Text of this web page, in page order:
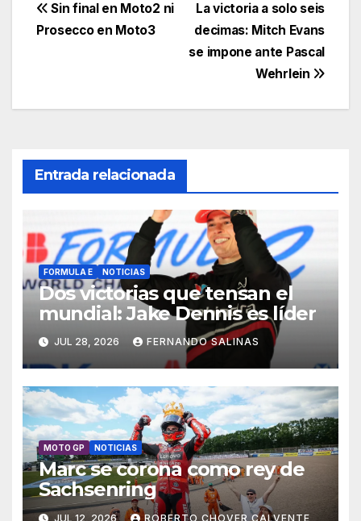
La victoria a solo seis
decimas: Mitch Evans
se impone ante Pascal
Wehrlein
Sin final en Moto2 ni
Prosecco en Moto3
Entrada relacionada
FORMULA E NOTICIAS
Dos victorias que tensan el
mundial: Jake Dennis es líder
JUL 28, 2026 FERNANDO SALINAS
MOTO GP NOTICIAS
Marc se corona como rey de
Sachsenring
JUL 12, 2026 ROBERTO CHOVER CALVENTE